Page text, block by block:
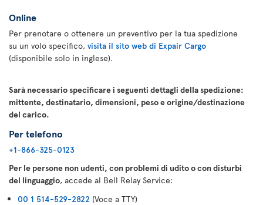
Online
Per prenotare o ottenere un preventivo per la tua spedizione
su un volo specifico, visita il sito web di Expair Cargo
(disponibile solo in inglese).
Sarà necessario specificare i seguenti dettagli della spedizione:
mittente, destinatario, dimensioni, peso e origine/destinazione
del carico.
Per telefono
+1-866-325-0123
Per le persone non udenti, con problemi di udito o con disturbi
del linguaggio, accede al Bell Relay Service:
00 1 514-529-2822 (Voce a TTY)